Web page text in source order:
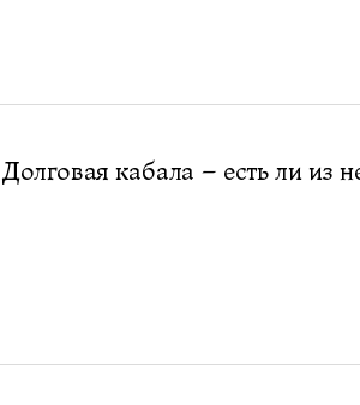
кабала – есть ли из